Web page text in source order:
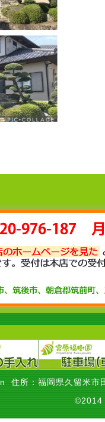
住所：福岡県久留米市
©2014